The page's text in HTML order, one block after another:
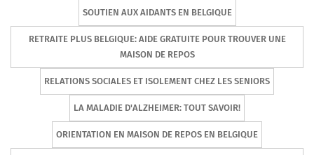
SOUTIEN AUX AIDANTS EN BELGIQUE
RETRAITE PLUS BELGIQUE: AIDE GRATUITE POUR TROUVER UNE
MAISON DE REPOS
RELATIONS SOCIALES ET ISOLEMENT CHEZ LES SENIORS
LA MALADIE D'ALZHEIMER: TOUT SAVOIR!
ORIENTATION EN MAISON DE REPOS EN BELGIQUE